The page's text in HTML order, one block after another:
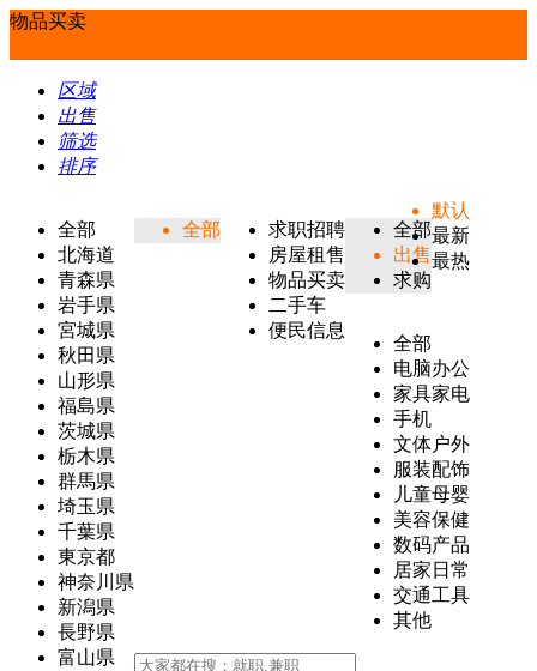
物品买卖
区域
出售
筛选
排序
全部
北海道
青森県
岩手県
宮城県
秋田県
山形県
福島県
茨城県
栃木県
群馬県
埼玉県
千葉県
東京都
神奈川県
新潟県
長野県
富山県
全部
求职招聘
房屋租售
物品买卖
二手车
便民信息
全部
出售
求购
全部
电脑办公
家具家电
手机
文体户外
服装配饰
儿童母婴
美容保健
数码产品
居家日常
交通工具
其他
默认
最新
最热